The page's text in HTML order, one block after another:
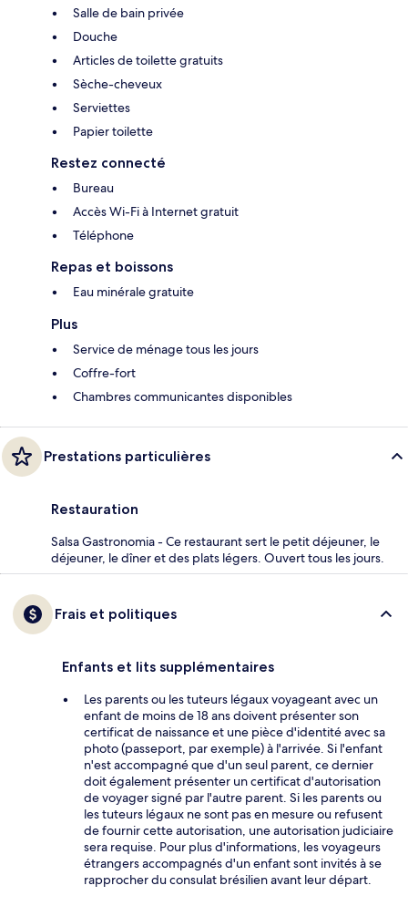
Salle de bain privée
Douche
Articles de toilette gratuits
Sèche-cheveux
Serviettes
Papier toilette
Restez connecté
Bureau
Accès Wi-Fi à Internet gratuit
Téléphone
Repas et boissons
Eau minérale gratuite
Plus
Service de ménage tous les jours
Coffre-fort
Chambres communicantes disponibles
Prestations particulières
Restauration
Salsa Gastronomia - Ce restaurant sert le petit déjeuner, le
déjeuner, le dîner et des plats légers. Ouvert tous les jours.
Frais et politiques
Enfants et lits supplémentaires
Les parents ou les tuteurs légaux voyageant avec un
enfant de moins de 18 ans doivent présenter son
certificat de naissance et une pièce d'identité avec sa
photo (passeport, par exemple) à l'arrivée. Si l'enfant
n'est accompagné que d'un seul parent, ce dernier
doit également présenter un certificat d'autorisation
de voyager signé par l'autre parent. Si les parents ou
les tuteurs légaux ne sont pas en mesure ou refusent
de fournir cette autorisation, une autorisation judiciaire
sera requise. Pour plus d'informations, les voyageurs
étrangers accompagnés d'un enfant sont invités à se
rapprocher du consulat brésilien avant leur départ.